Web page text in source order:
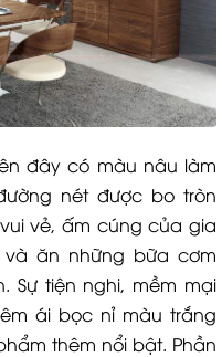
đây có màu nâu làm
nét được bo tròn
vẻ, ấm cúng của gia
ăn những bữa cơm
Sự tiện nghi, mềm mại
ái bọc nỉ màu trắng
thêm nổi bật. Phần